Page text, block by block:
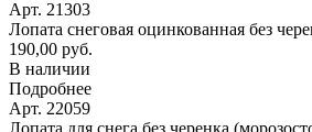
Арт. 21303
Лопата снеговая оцинкованная без
190,00 руб.
В наличии
Подробнее
Арт. 22059
Лопата для снега без черенка